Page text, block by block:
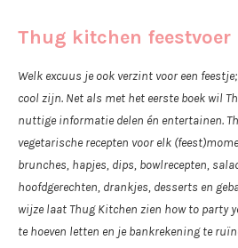
Thug kitchen feestvoer
Welk excuus je ook verzint voor een
cool zijn. Net als met het eerste boek wil
nuttige informatie delen én entertainen.
vegetarische recepten voor elk
brunches, hapjes, dips, bowlrecepten,
hoofdgerechten, drankjes, desserts en
wijze laat Thug Kitchen zien how to party
te hoeven letten en je bankrekening te